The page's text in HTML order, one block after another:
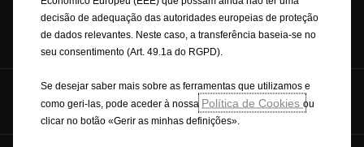
Pedido de cotação
Pedido de test
drive
Newsletter
Siga-nos no:
decisão de adequação das autoridades europeias de proteção
de dados relevantes. Neste caso, a transferência baseia-se no
seu consentimento (Art. 49.1a do RGPD).
Se desejar saber mais sobre as ferramentas que utilizamos e
como geri-las, pode aceder à nossa Política de Cookies ou
clicar no botão «Gerir as minhas definições».